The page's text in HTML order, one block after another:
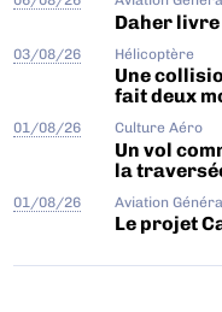
Daher
03/08/26 Hélicoptère
Une
fait deux
01/08/26 Culture Aéro
Un vol
la
01/08/26 Aviation
Le projet